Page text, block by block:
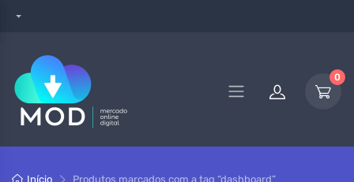
0
Início Produtos marcados com a tag “dashboard”